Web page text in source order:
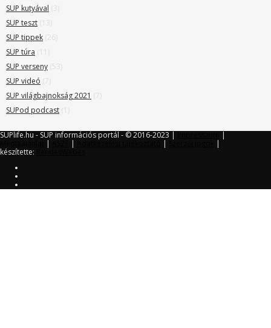
SUP kutyával (3)
SUP teszt (13)
SUP tippek (26)
SUP túra (11)
SUP verseny (53)
SUP videó (7)
SUP világbajnokság 2021 (7)
SUPod podcast (1)
SUPlife.hu - SUP információs portál - © 2016-2023 |
|
| | |
|
készítette: